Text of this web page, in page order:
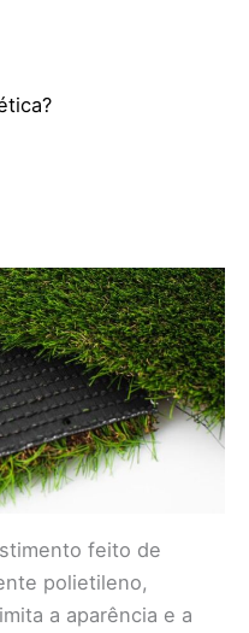
feito de
polietileno,
a aparência e a